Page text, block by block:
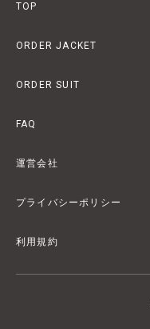
TOP
ORDER JACKET
ORDER SUIT
FAQ
運営会社
プライバシーポリシー
利用規約